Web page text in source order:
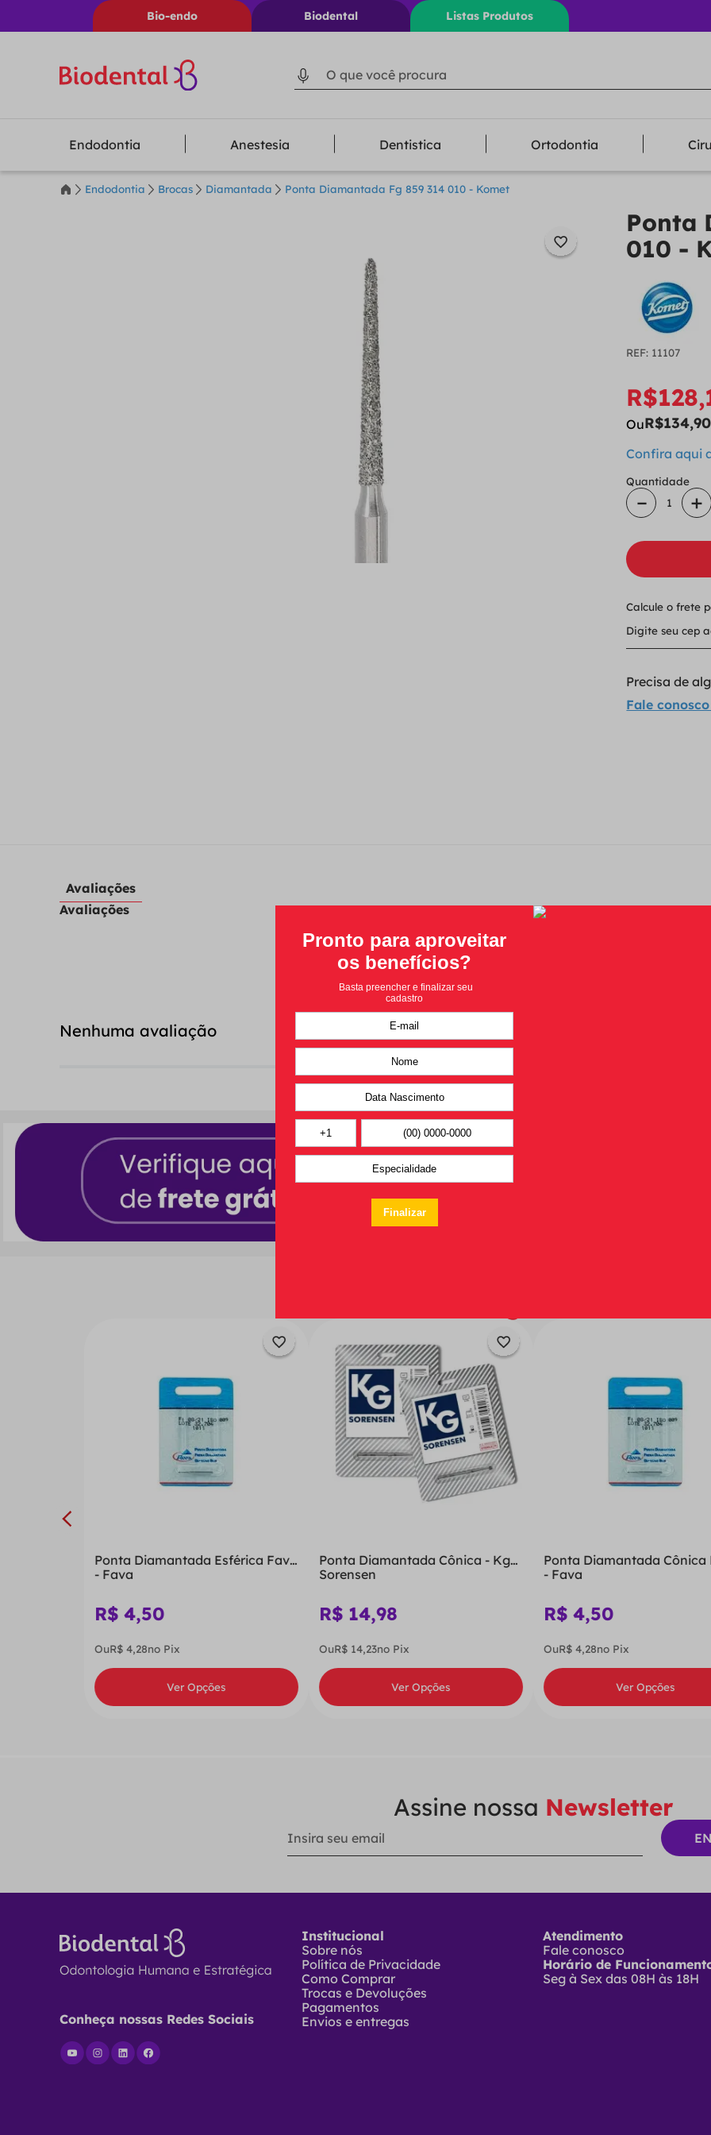
Bio-endo Biodental Listas Produtos
O que você procura
Endodontia Anestesia Dentistica Ortodontia
Endodontia Brocas Diamantada Ponta Diamantada Fg 859 314 010 - Komet
Ponta
010 -
: 11107
R$128,
OuR$134,90
Confira aqui
Quantidade
＋
－
Calcule o frete
Precisa de
Fale
Avaliações
Avaliações
Classificação média: 0
Faça login para escrever uma avaliação.
Nenhuma avaliação
Ponta Diamantada Esférica Fava
- Fava
R$ 4,50
OuR$ 4,28no Pix
Ver Opções
Ponta Diamantada Cônica - Kg
Sorensen
R$ 14,98
OuR$ 14,23no Pix
Ver Opções
Ponta Diamantada Cônica
- Fava
R$ 4,50
OuR$ 4,28no Pix
Ver Opções
Assine nossa Newsletter
Conheça nossas Redes Sociais
Institucional
Sobre nós
Política de Privacidade
Como Comprar
Trocas e Devoluções
Pagamentos
Envios e entregas
Atendimento
Fale conosco
Horário de
Seg à Sex das 08H às 18H